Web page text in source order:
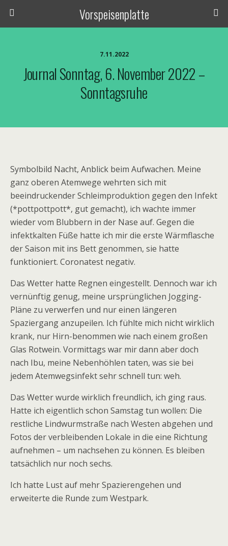
Vorspeisenplatte
7.11.2022
Journal Sonntag, 6. November 2022 –
Sonntagsruhe
Symbolbild Nacht, Anblick beim Aufwachen. Meine
ganz oberen Atemwege wehrten sich mit
beeindruckender Schleimproduktion gegen den Infekt
(*pottpottpott*, gut gemacht), ich wachte immer
wieder vom Blubbern in der Nase auf. Gegen die
infektkalten Füße hatte ich mir die erste Wärmflasche
der Saison mit ins Bett genommen, sie hatte
funktioniert. Coronatest negativ.
Das Wetter hatte Regnen eingestellt. Dennoch war ich
vernünftig genug, meine ursprünglichen Jogging-
Pläne zu verwerfen und nur einen längeren
Spaziergang anzupeilen. Ich fühlte mich nicht wirklich
krank, nur Hirn-benommen wie nach einem großen
Glas Rotwein. Vormittags war mir dann aber doch
nach Ibu, meine Nebenhöhlen taten, was sie bei
jedem Atemwegsinfekt sehr schnell tun: weh.
Das Wetter wurde wirklich freundlich, ich ging raus.
Hatte ich eigentlich schon Samstag tun wollen: Die
restliche Lindwurmstraße nach Westen abgehen und
Fotos der verbleibenden Lokale in die eine Richtung
aufnehmen – um nachsehen zu können. Es bleiben
tatsächlich nur noch sechs.
Ich hatte Lust auf mehr Spazierengehen und
erweiterte die Runde zum Westpark.